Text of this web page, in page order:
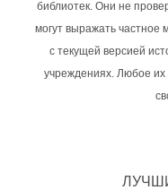
библиотек. Они не
могут выражать частное
с текущей версией
учреждениях. Любое их